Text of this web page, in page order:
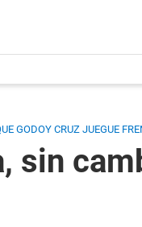
GODOY CRUZ JUEGUE
sin